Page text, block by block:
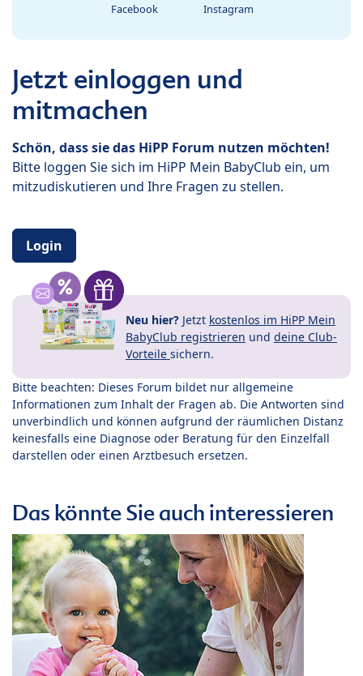
Facebook Instagram
Jetzt einloggen und
mitmachen
Schön, dass sie das HiPP Forum nutzen möchten!
Bitte loggen Sie sich im HiPP Mein BabyClub ein, um
mitzudiskutieren und Ihre Fragen zu stellen.
Login
Neu hier? Jetzt kostenlos im HiPP Mein
BabyClub registrieren und deine Club-
Vorteile sichern.
Bitte beachten: Dieses Forum bildet nur allgemeine
Informationen zum Inhalt der Fragen ab. Die Antworten sind
unverbindlich und können aufgrund der räumlichen Distanz
keinesfalls eine Diagnose oder Beratung für den Einzelfall
darstellen oder einen Arztbesuch ersetzen.
Das könnte Sie auch interessieren